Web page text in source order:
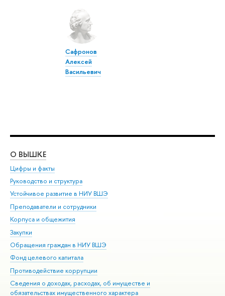
Сафронов
Алексей
Васильевич
О ВЫШКЕ
Цифры и факты
Руководство и структура
Устойчивое развитие в НИУ ВШЭ
Преподаватели и сотрудники
Корпуса и общежития
Закупки
Обращения граждан в НИУ ВШЭ
Фонд целевого капитала
Противодействие коррупции
Сведения о доходах, расходах, об имуществе и
обязательствах имущественного характера